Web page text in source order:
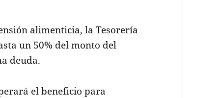
alimenticia, la Tesorería
un 50% del monto del
deuda.
el beneficio para